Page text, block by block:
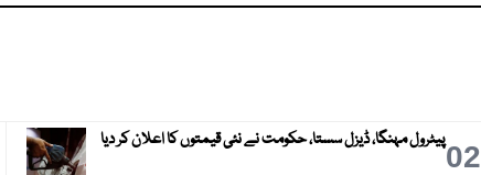
02پیٹرول مہنگا، ڈیزل سستا، حکومت نے نئی قیمتوں کا اعلان کر دیا